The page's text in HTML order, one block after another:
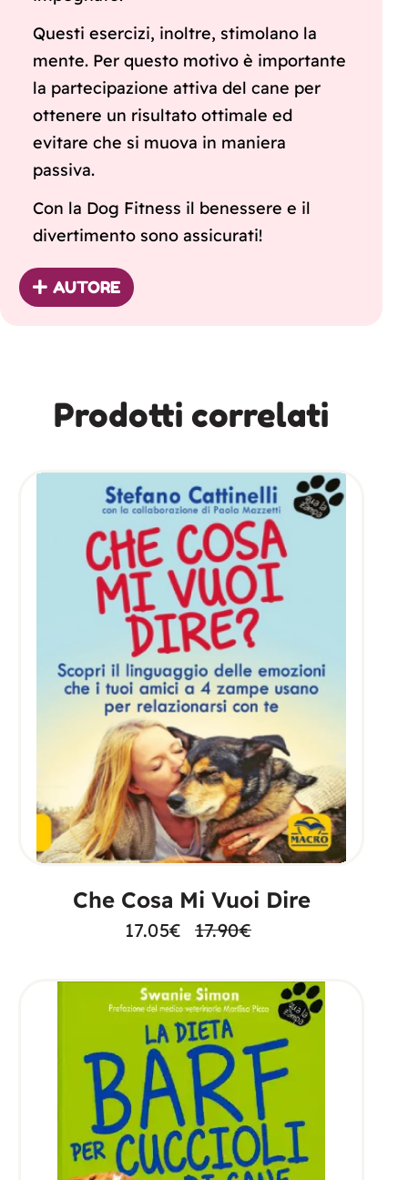
Questi esercizi, inoltre, stimolano la
mente. Per questo motivo è importante
la partecipazione attiva del cane per
ottenere un risultato ottimale ed
evitare che si muova in maniera
passiva.
Con la Dog Fitness il benessere e il
divertimento sono assicurati!
AUTORE
Prodotti correlati
AGGIUNGI AL CARRELLO
Che Cosa Mi Vuoi Dire
17.90€
17.05€